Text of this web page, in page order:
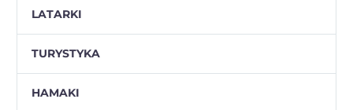
LATARKI
TURYSTYKA
HAMAKI